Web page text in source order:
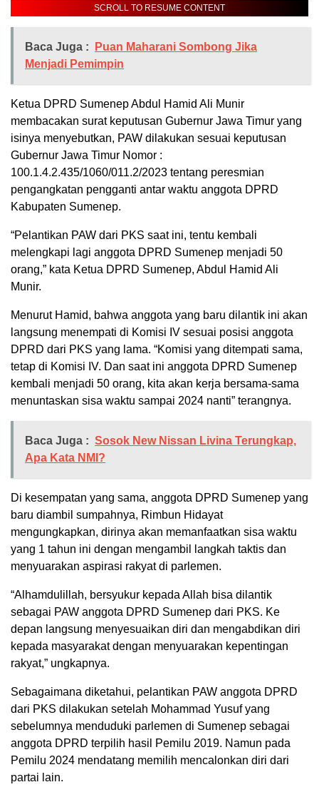
SCROLL TO RESUME CONTENT
Baca Juga :
Puan Maharani Sombong Jika
Menjadi Pemimpin
Ketua DPRD Sumenep Abdul Hamid Ali Munir
membacakan surat keputusan Gubernur Jawa Timur yang
isinya menyebutkan, PAW dilakukan sesuai keputusan
Gubernur Jawa Timur Nomor :
100.1.4.2.435/1060/011.2/2023 tentang peresmian
pengangkatan pengganti antar waktu anggota DPRD
Kabupaten Sumenep.
“Pelantikan PAW dari PKS saat ini, tentu kembali
melengkapi lagi anggota DPRD Sumenep menjadi 50
orang,” kata Ketua DPRD Sumenep, Abdul Hamid Ali
Munir.
Menurut Hamid, bahwa anggota yang baru dilantik ini akan
langsung menempati di Komisi IV sesuai posisi anggota
DPRD dari PKS yang lama. “Komisi yang ditempati sama,
tetap di Komisi IV. Dan saat ini anggota DPRD Sumenep
kembali menjadi 50 orang, kita akan kerja bersama-sama
menuntaskan sisa waktu sampai 2024 nanti” terangnya.
Baca Juga : Sosok New Nissan Livina Terungkap,
Apa Kata NMI?
Di kesempatan yang sama, anggota DPRD Sumenep yang
baru diambil sumpahnya, Rimbun Hidayat
mengungkapkan, dirinya akan memanfaatkan sisa waktu
yang 1 tahun ini dengan mengambil langkah taktis dan
menyuarakan aspirasi rakyat di parlemen.
“Alhamdulillah, bersyukur kepada Allah bisa dilantik
sebagai PAW anggota DPRD Sumenep dari PKS. Ke
depan langsung menyesuaikan diri dan mengabdikan diri
kepada masyarakat dengan menyuarakan kepentingan
rakyat,” ungkapnya.
Sebagaimana diketahui, pelantikan PAW anggota DPRD
dari PKS dilakukan setelah Mohammad Yusuf yang
sebelumnya menduduki parlemen di Sumenep sebagai
anggota DPRD terpilih hasil Pemilu 2019. Namun pada
Pemilu 2024 mendatang memilih mencalonkan diri dari
partai lain.